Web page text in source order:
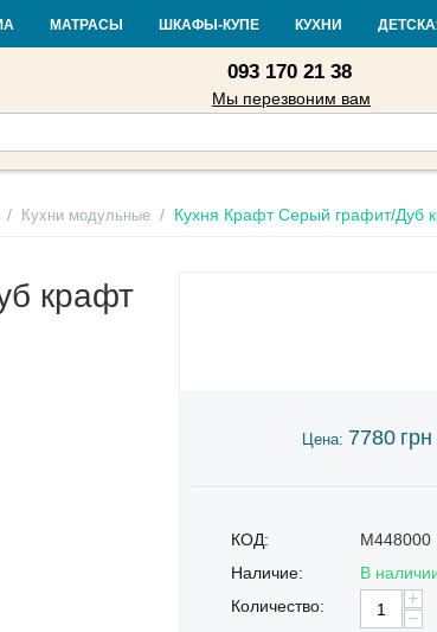
Доставка и оплата Гарантия и возврат Кредит
093 170 21 38
Мы перезвоним вам
МАТРАСЫ ШКАФЫ-КУПЕ КУХНИ
/ Кухни модульные / Кухня Крафт Серый графит/Дуб
крафт
Цена: 7780 грн
КОД:
M448000
Наличие:
В
Количество:
+
−